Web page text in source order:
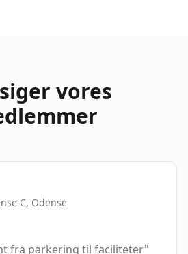
vores
C, Odense
fra parkering til faciliteter"